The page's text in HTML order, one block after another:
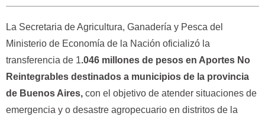
La Secretaria de Agricultura, Ganadería y Pesca del
Ministerio de Economía de la Nación oficializó la
transferencia de 1.046 millones de pesos en Aportes No
Reintegrables destinados a municipios de la provincia
de Buenos Aires, con el objetivo de atender situaciones de
emergencia y o desastre agropecuario en distritos de la